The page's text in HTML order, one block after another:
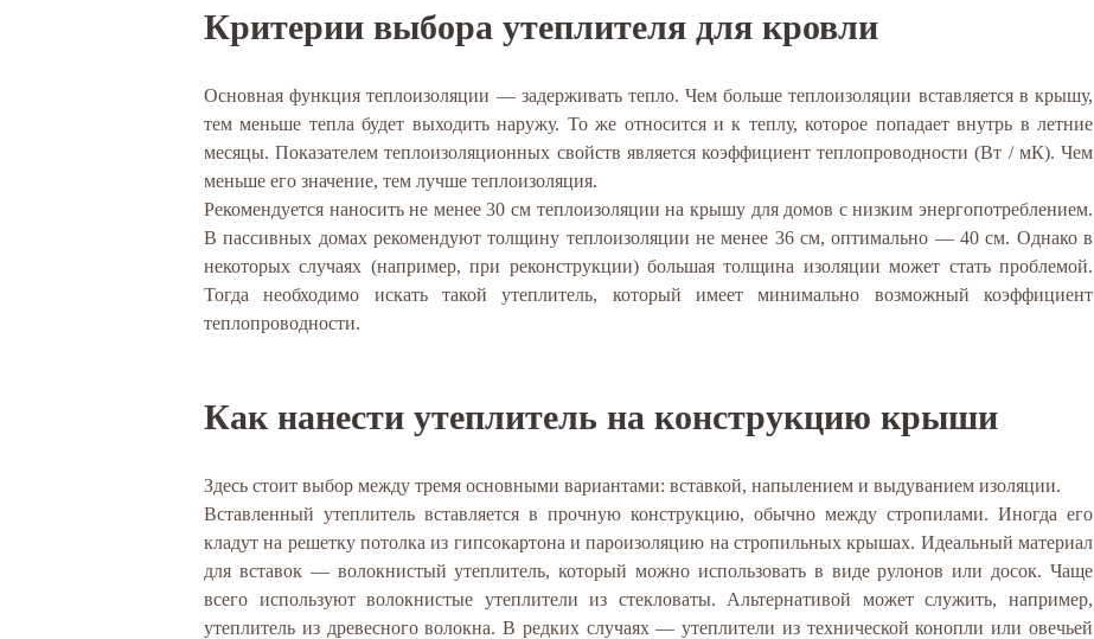
Критерии выбора утеплителя для кровли
Основная функция теплоизоляции — задерживать тепло. Чем больше теплоизоляции вставляется в крышу,
тем меньше тепла будет выходить наружу. То же относится и к теплу, которое попадает внутрь в летние
месяцы. Показателем теплоизоляционных свойств является коэффициент теплопроводности (Вт / мК). Чем
меньше его значение, тем лучше теплоизоляция.
Рекомендуется наносить не менее 30 см теплоизоляции на крышу для домов с низким энергопотреблением.
В пассивных домах рекомендуют толщину теплоизоляции не менее 36 см, оптимально — 40 см. Однако в
некоторых случаях (например, при реконструкции) большая толщина изоляции может стать проблемой.
Тогда необходимо искать такой утеплитель, который имеет минимально возможный коэффициент
теплопроводности.
Как нанести утеплитель на конструкцию крыши
Здесь стоит выбор между тремя основными вариантами: вставкой, напылением и выдуванием изоляции.
Вставленный утеплитель вставляется в прочную конструкцию, обычно между стропилами. Иногда его
кладут на решетку потолка из гипсокартона и пароизоляцию на стропильных крышах. Идеальный материал
для вставок — волокнистый утеплитель, который можно использовать в виде рулонов или досок. Чаще
всего используют волокнистые утеплители из стекловаты. Альтернативой может служить, например,
утеплитель из древесного волокна. В редких случаях — утеплители из технической конопли или овечьей